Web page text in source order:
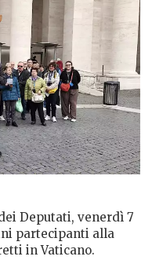
Deputati, venerdì 7
partecipanti alla
in Vaticano.